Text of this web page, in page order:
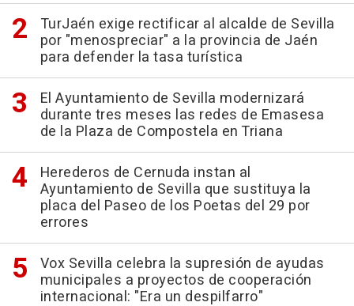
TurJaén exige rectificar al alcalde de Sevilla
por "menospreciar" a la provincia de Jaén
para defender la tasa turística
El Ayuntamiento de Sevilla modernizará
durante tres meses las redes de Emasesa
de la Plaza de Compostela en Triana
Herederos de Cernuda instan al
Ayuntamiento de Sevilla que sustituya la
placa del Paseo de los Poetas del 29 por
errores
Vox Sevilla celebra la supresión de ayudas
municipales a proyectos de cooperación
internacional: "Era un despilfarro"